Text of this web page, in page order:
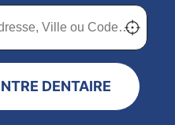
Dentimad près de
près de chez vous Localisez-
DENTAIRE